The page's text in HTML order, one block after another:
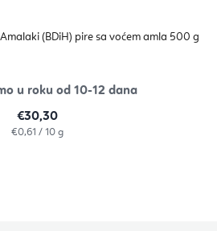
(BDiH) pire sa voćem amla 500 g
u roku od 10-12 dana
€30,30
Izračunaj
€0,61 / 10 g